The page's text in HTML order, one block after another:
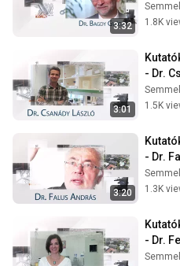
3:32
1.8K
3:01
- Dr.
1.5K
3:20
- Dr.
1.3K
- Dr.